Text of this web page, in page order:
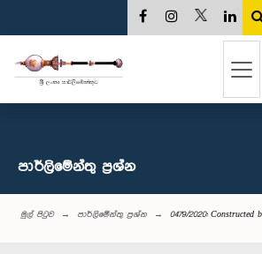
පාර්ලි‌මේන්තු‌ ප්‍රශ්න
මුල් පිටුව පාර්ලි‌මේන්තු‌ ප්‍රශ්න 0479/2020: Constructed